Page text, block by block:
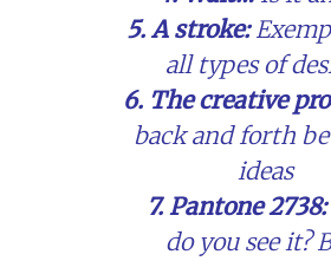
5. A stroke:
all types of
6. The creative
back and forth
ideas
7. Pantone 2738:
do you see it?